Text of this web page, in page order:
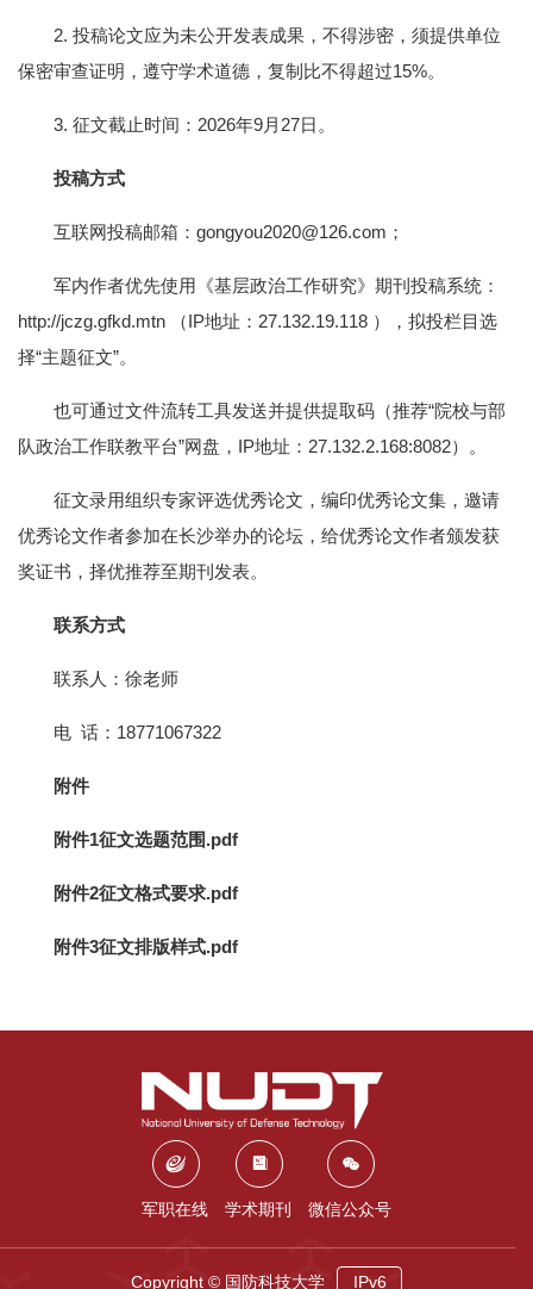
2. 投稿论文应为未公开发表成果，不得涉密，须提供单位
保密审查证明，遵守学术道德，复制比不得超过15%。
3. 征文截止时间：2026年9月27日。
投稿方式
互联网投稿邮箱：gongyou2020@126.com；
军内作者优先使用《基层政治工作研究》期刊投稿系统：
http://jczg.gfkd.mtn （IP地址：27.132.19.118 ），拟投栏目选
择“主题征文”。
也可通过文件流转工具发送并提供提取码（推荐“院校与部
队政治工作联教平台”网盘，IP地址：27.132.2.168:8082）。
征文录用组织专家评选优秀论文，编印优秀论文集，邀请
优秀论文作者参加在长沙举办的论坛，给优秀论文作者颁发获
奖证书，择优推荐至期刊发表。
联系方式
联系人：徐老师
电 话：18771067322
附件
附件1征文选题范围.pdf
附件2征文格式要求.pdf
附件3征文排版样式.pdf
军职在线 学术期刊 微信公众号
Copyright © 国防科技大学 IPv6